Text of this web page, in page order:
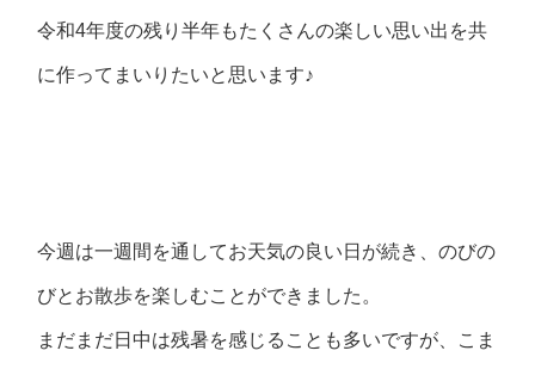
令和4年度の残り半年もたくさんの楽しい思い出を共
に作ってまいりたいと思います♪
今週は一週間を通してお天気の良い日が続き、のびの
びとお散歩を楽しむことができました。
まだまだ日中は残暑を感じることも多いですが、こま